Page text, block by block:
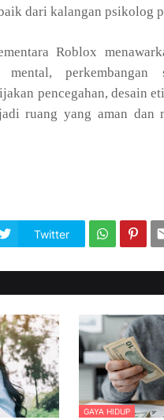
dari kalangan psikolog
Roblox
mental,
pencegahan, desain
ruang yang aman dan
Twitter
GAYA HIDUP